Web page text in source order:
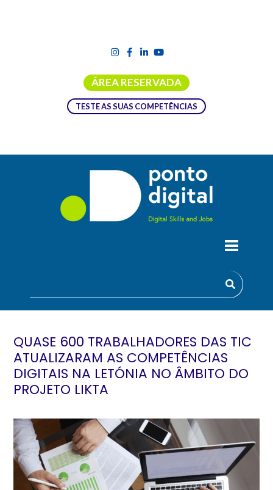
ÁREA RESERVADA
TESTE AS SUAS COMPETÊNCIAS
QUASE 600 TRABALHADORES DAS TIC
ATUALIZARAM AS COMPETÊNCIAS
DIGITAIS NA LETÓNIA NO ÂMBITO DO
PROJETO LIKTA